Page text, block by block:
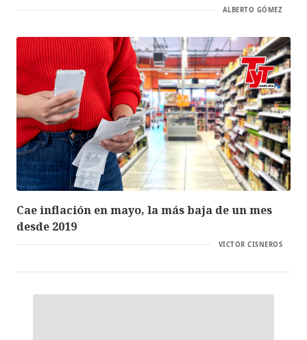
ALBERTO GÓMEZ
Cae inflación en mayo, la más baja de un mes
desde 2019
VICTOR CISNEROS